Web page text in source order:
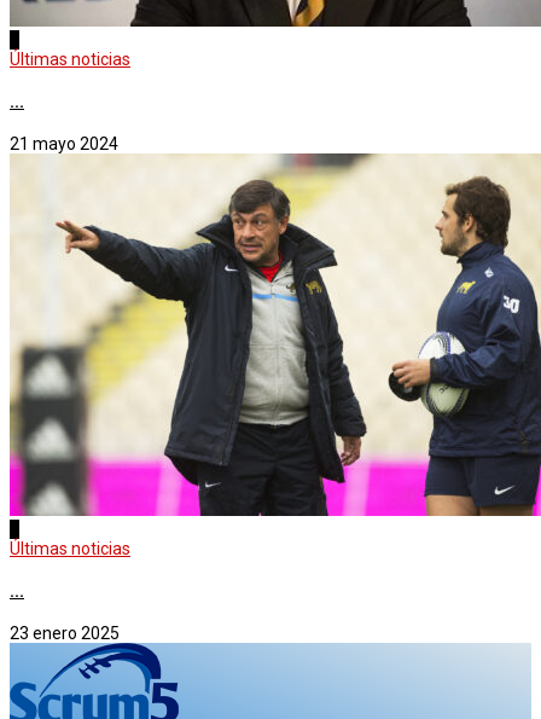
Últimas noticias
...
21 mayo 2024
Últimas noticias
...
23 enero 2025